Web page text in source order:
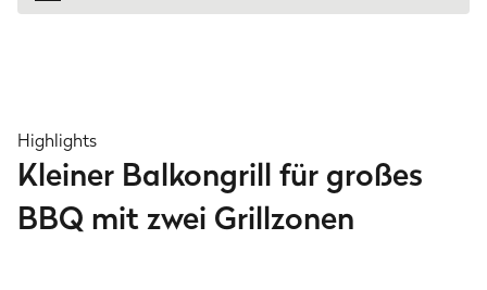
Highlights
Kleiner Balkongrill für großes
BBQ mit zwei Grillzonen